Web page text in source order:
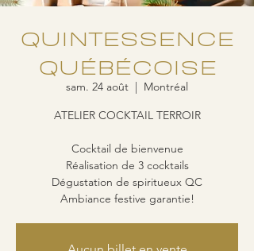
QUINTESSENCE
QUÉBÉCOISE
sam. 24 août
  |
Montréal
ATELIER COCKTAIL TERROIR
Cocktail de bienvenue
Réalisation de 3 cocktails
Dégustation de spiritueux QC
Ambiance festive garantie!